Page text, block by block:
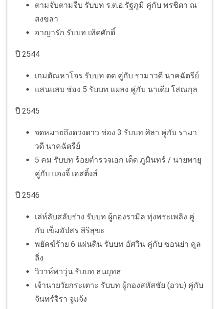
ตามจับตามจีบ รับบท ร.ต.อ.รัฐภูมิ คู่กับ พรชิตา ณ
สงขลา
อาญารัก รับบท เทิดศักดิ์
ปี 2544
เกมตัณหาโจร รับบท ตด คู่กับ รามาวดี นาคฉัตรีย์
แสนแสบ ช่อง 5 รับบท แผลง คู่กับ นาเดีย โสณกุล
ปี 2545
จดหมายถึงดวงดาว ช่อง 3 รับบท ศิลา คู่กับ รามา
วดี นาคฉัตรีย์
5 คม รับบท ร้อยตำรวจเอก เด็ด ภูมินทร์ / นายพายุ
คู่กับ แองจี้ เฮสติ้งส์
ปี 2546
เล่ห์ลับสลับร่าง รับบท ผู้กองรามิล ทุ่งพระเพลิง คู่
กับ เข็มอัปสร สิริสุขะ
พยัคฆ์ร้าย 6 แผ่นดิน รับบท อัศวิน คู่กับ ซอนย่า คูล
ลิ่ง
วิวาห์พาวุ่น รับบท ธนยุทธ
เจ้านายวัยกระเตาะ รับบท ผู้กองสหัสชัย (อวบ) คู่กับ
จันทร์จิรา จูแจ้ง